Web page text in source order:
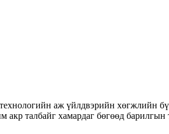
аж үйлдвэрийн хөгжлийн
талбайг хамардаг бөгөөд барилгын